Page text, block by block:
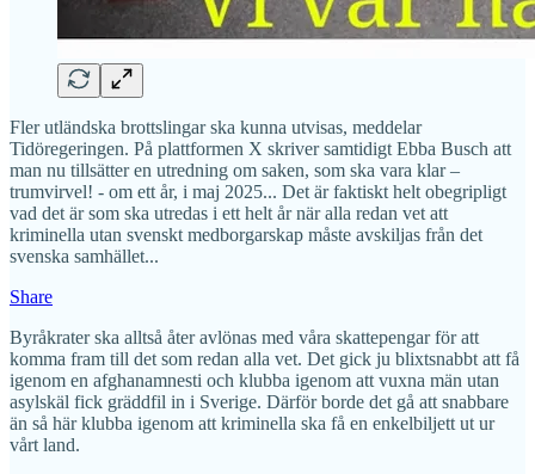
Fler utländska brottslingar ska kunna utvisas, meddelar
Tidöregeringen. På plattformen X skriver samtidigt Ebba Busch att
man nu tillsätter en utredning om saken, som ska vara klar –
trumvirvel! - om ett år, i maj 2025... Det är faktiskt helt obegripligt
vad det är som ska utredas i ett helt år när alla redan vet att
kriminella utan svenskt medborgarskap måste avskiljas från det
svenska samhället...
Share
Byråkrater ska alltså åter avlönas med våra skattepengar för att
komma fram till det som redan alla vet. Det gick ju blixtsnabbt att få
igenom en afghanamnesti och klubba igenom att vuxna män utan
asylskäl fick gräddfil in i Sverige. Därför borde det gå att snabbare
än så här klubba igenom att kriminella ska få en enkelbiljett ut ur
vårt land.